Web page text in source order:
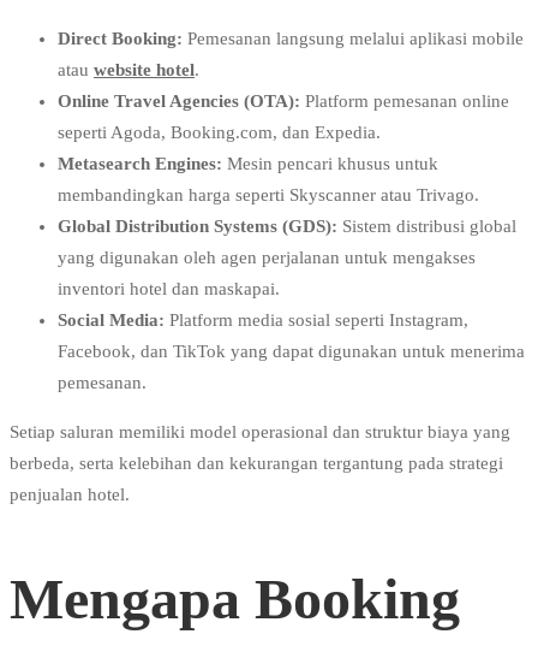
Direct Booking: Pemesanan langsung melalui aplikasi mobile
atau website hotel.
Online Travel Agencies (OTA): Platform pemesanan online
seperti Agoda, Booking.com, dan Expedia.
Metasearch Engines: Mesin pencari khusus untuk
membandingkan harga seperti Skyscanner atau Trivago.
Global Distribution Systems (GDS): Sistem distribusi global
yang digunakan oleh agen perjalanan untuk mengakses
inventori hotel dan maskapai.
Social Media: Platform media sosial seperti Instagram,
Facebook, dan TikTok yang dapat digunakan untuk menerima
pemesanan.
Setiap saluran memiliki model operasional dan struktur biaya yang
berbeda, serta kelebihan dan kekurangan tergantung pada strategi
penjualan hotel.
Mengapa Booking